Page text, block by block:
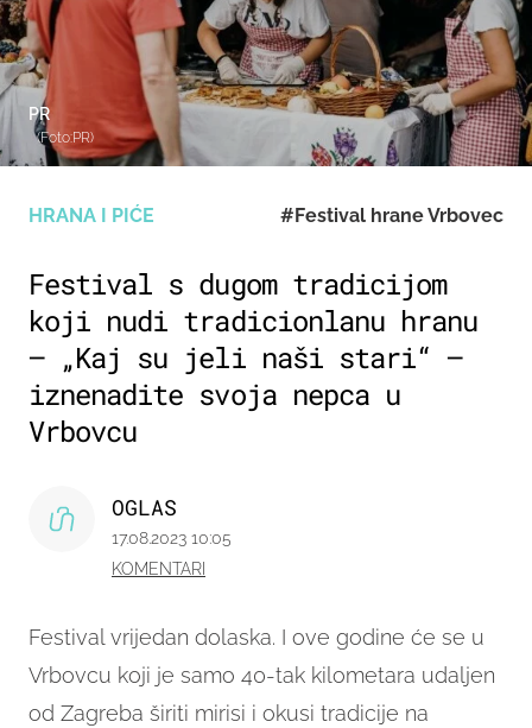
HRANA I PIĆE #Festival hrane Vrbovec
Festival s dugom tradicijom
koji nudi tradicionlanu hranu
– „Kaj su jeli naši stari“ –
iznenadite svoja nepca u
Vrbovcu
Festival vrijedan dolaska. I ove godine će se u
Vrbovcu koji je samo 40-tak kilometara udaljen
od Zagreba širiti mirisi i okusi tradicije na
OGLAS
17.08.2023 10:05
KOMENTARI
PR
(Foto:PR)